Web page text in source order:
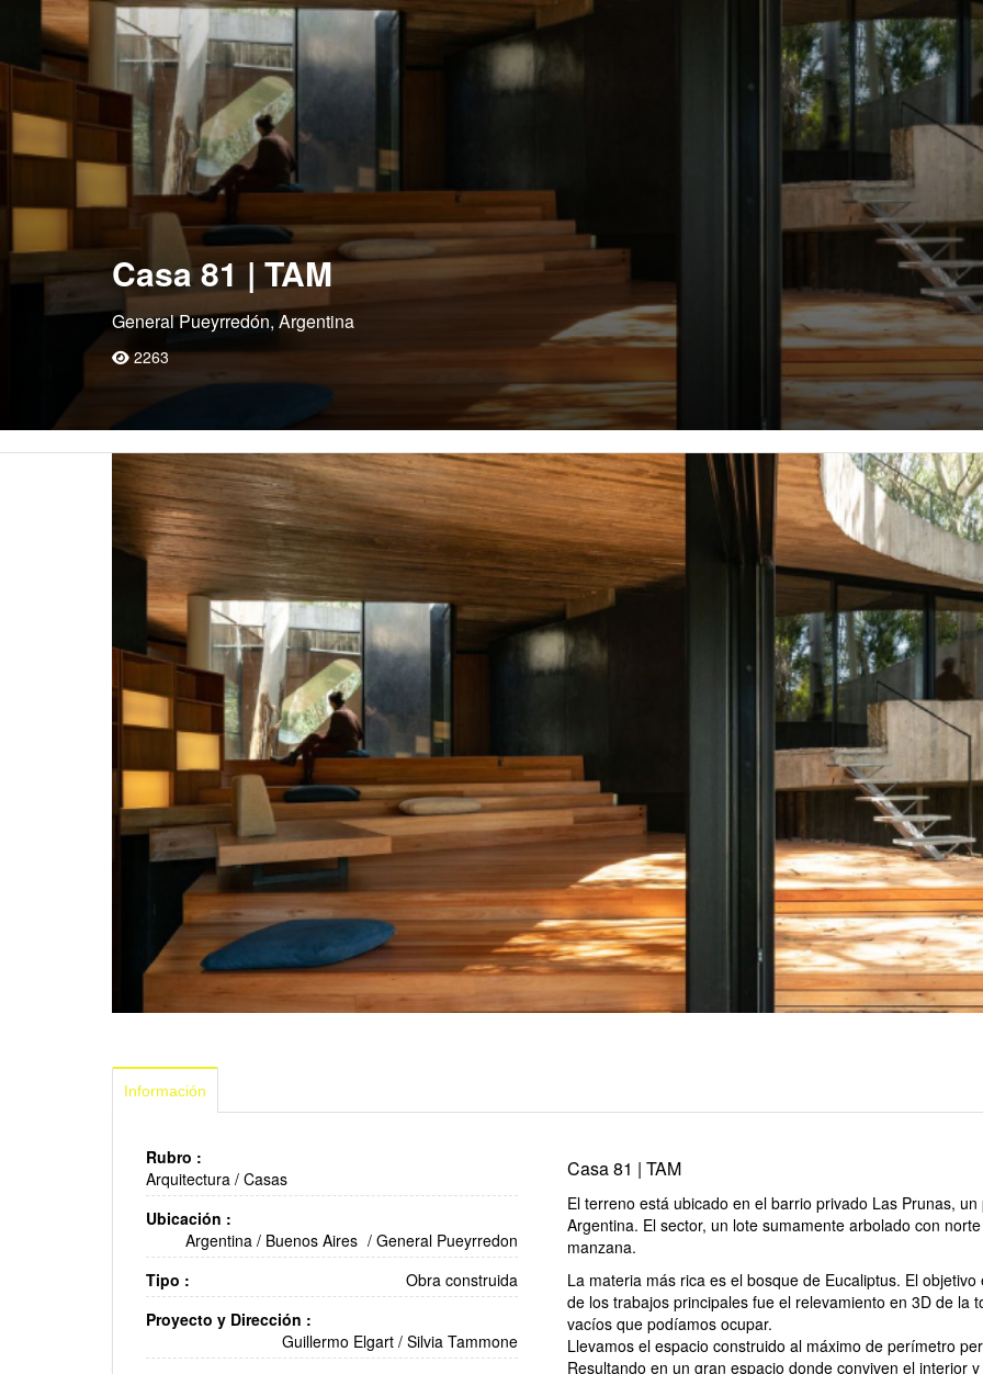
Casa 81 | TAM
General Pueyrredón, Argentina
2263
Información
Rubro :
Arquitectura / Casas
Ubicación :
Argentina / Buenos Aires /General Pueyrredon
Tipo :
Obra construida
Proyecto y Dirección :
Guillermo Elgart / Silvia Tammone
Casa 81 | TAM
El terreno está ubicado en el barrio privado Las Prunas,
Argentina. El sector, un lote sumamente arbolado con
manzana.
La materia más rica es el bosque de Eucaliptus. El
de los trabajos principales fue el relevamiento en 3D de la
vacíos que podíamos ocupar.
Llevamos el espacio construido al máximo de perímetro
Resultando en un gran espacio donde conviven el interior